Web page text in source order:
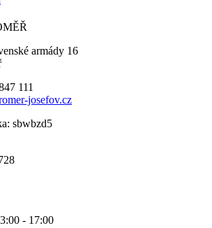
armády 16
111
josefov.cz
sbwbzd5
- 17:00